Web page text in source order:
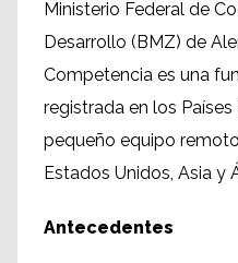
Ministerio Federal de
Desarrollo (BMZ) de
Competencia es una
registrada en los
pequeño equipo
Estados Unidos, Asia y
Antecedentes